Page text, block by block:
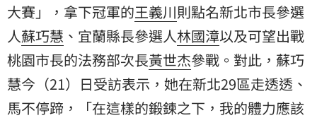
大賽」，拿下冠軍的王義川則點名新北市長參選
人蘇巧慧 、宜蘭縣長參選人林國漳以及可望出戰
桃園市長的法務部次長黃世杰參戰。對此，蘇巧
慧今（21）日受訪表示，她在新北29區走透透、
馬不停蹄，「在這樣的鍛鍊之下，我的體力應該